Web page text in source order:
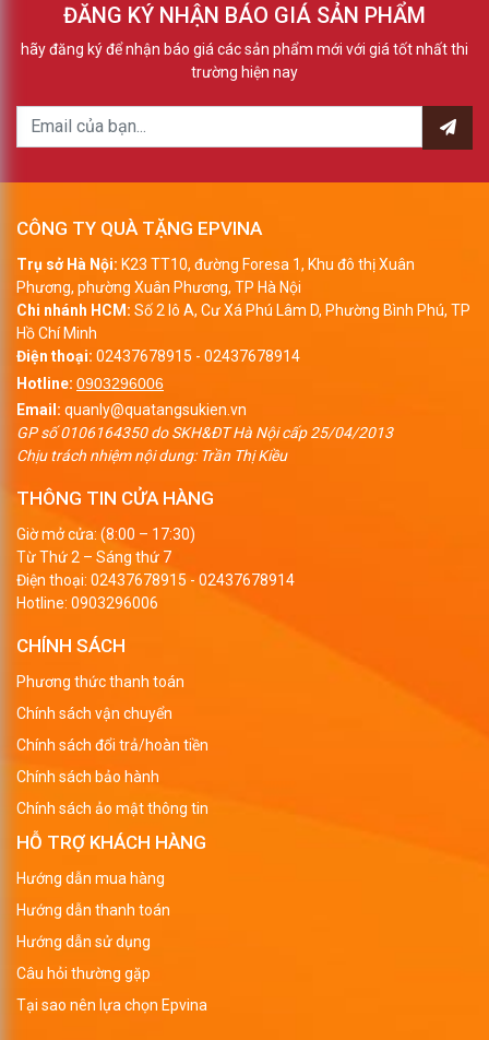
ĐĂNG KÝ NHẬN BÁO GIÁ SẢN PHẨM
hãy đăng ký để nhận báo giá các sản phẩm mới với giá tốt nhất thi
trường hiện nay
CÔNG TY QUÀ TẶNG EPVINA
Trụ sở Hà Nội: K23 TT10, đường Foresa 1, Khu đô thị Xuân
Phương, phường Xuân Phương, TP Hà Nội
Chi nhánh HCM: Số 2 lô A, Cư Xá Phú Lâm D, Phường Bình Phú, TP
Hồ Chí Minh
Điện thoại: 02437678915 - 02437678914
Hotline: 0903296006
Email: quanly@quatangsukien.vn
GP số 0106164350 do SKH&ĐT Hà Nội cấp 25/04/2013
Chịu trách nhiệm nội dung: Trần Thị Kiều
THÔNG TIN CỬA HÀNG
Giờ mở cửa: (8:00 – 17:30)
Từ Thứ 2 – Sáng thứ 7
Điện thoại: 02437678915 - 02437678914
Hotline: 0903296006
CHÍNH SÁCH
Phương thức thanh toán
Chính sách vận chuyển
Chính sách đổi trả/hoàn tiền
Chính sách bảo hành
Chính sách ảo mật thông tin
HỖ TRỢ KHÁCH HÀNG
Hướng dẫn mua hàng
Hướng dẫn thanh toán
Hướng dẫn sử dụng
Câu hỏi thường gặp
Tại sao nên lựa chọn Epvina